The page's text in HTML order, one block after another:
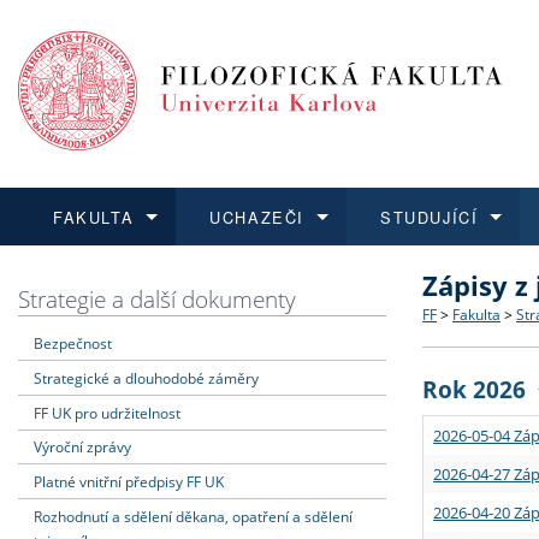
FAKULTA
Dozvědět se více
Struktura
Strategie
Podpora
UCHAZEČI
Podat přihlášku
Co
Učitelské
STUDUJÍCÍ
Dozvědět se více
Rigorózní
Dozvědět se více
O vědě a
Granty a
Dozvědět se více
Aktuální
Strategie a další dokumenty
Bezpečnost
Strategické a dlouhodobé záměry
FF UK pro udržitelnost
Výroční zprávy
Platné vnitřní předpisy FF UK
Rozhodnutí a sdělení děkana, opatření a sdělení
Zápisy
FF > Fakulta >
Rok 2026
2026-05-04
2026-04-27
2026-04-20